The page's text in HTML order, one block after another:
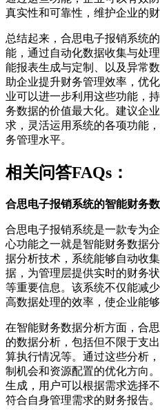
真实性和可靠性，维护企业的财
总结起来，合思电子报销系统
能，通过自动化数据收集与处
能报表生成与定制、以及异常
助企业提升财务管理效率，优
业可以进一步利用这些功能，
务数据的价值最大化。建议企
求，灵活运用系统的各项功能
务管理水平。
相关问答FAQs：
合思电子报销系统的智能财务
合思电子报销系统是一款专为
心功能之一就是智能财务数据
据分析技术，系统能够自动收
据，为管理层提供实时的财务
等重要信息。该系统不仅能减
高数据处理的效率，使企业能
在智能财务数据分析方面，合
的数据分析，包括但不限于支
算执行情况等。通过这些分析
制机会和资源配置的优化方向
生成，用户可以根据需求选择
符合自身管理需求的财务报告。